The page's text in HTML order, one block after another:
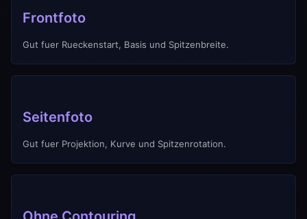
Frontfoto
Gut fuer Rueckenstart, Basis und Spitzenbreite.
Seitenfoto
Gut fuer Projektion, Kurve und Spitzenrotation.